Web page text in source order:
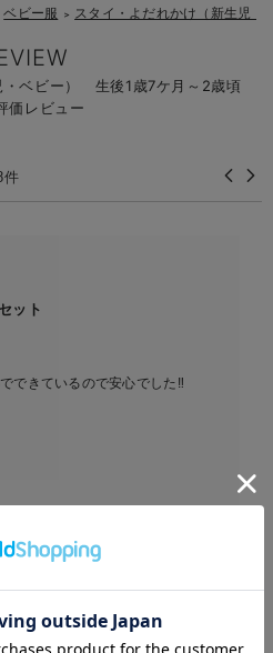
商品を確認する
ベビー服 ＞ スタイ・よだれかけ（新生児・
・ベビー） 生後1歳7ケ月～2歳頃
価レビュー
件
ット
できているので安心でした‼︎
タイ＆ミトン 2Pギフトセッ
ト｜出産 祝い